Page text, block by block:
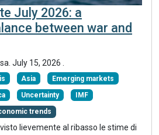
July 2026: a
between war and
. July 15, 2026 .
Asia Emerging markets
Uncertainty IMF
trends
lievemente al ribasso le stime di